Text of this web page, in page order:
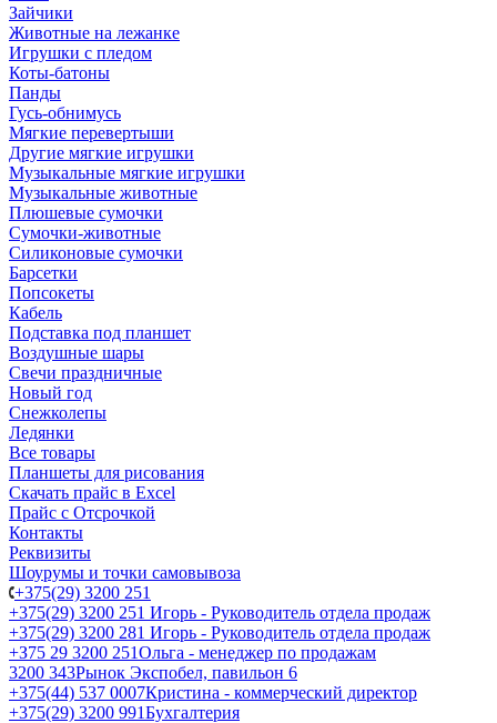
Зайчики
Животные на лежанке
Игрушки с пледом
Коты-батоны
Панды
Гусь-обнимусь
Мягкие перевертыши
Другие мягкие игрушки
Музыкальные мягкие игрушки
Музыкальные животные
Плюшевые сумочки
Сумочки-животные
Силиконовые сумочки
Барсетки
Попсокеты
Кабель
Подставка под планшет
Воздушные шары
Свечи праздничные
Новый год
Снежколепы
Ледянки
Все товары
Планшеты для рисования
Скачать прайс в Excel
Прайс с Отсрочкой
Контакты
Реквизиты
Шоурумы и точки самовывоза
+375(29) 3200 251
+375(29) 3200 251 Игорь - Руководитель отдела продаж
+375(29) 3200 281 Игорь - Руководитель отдела продаж
+З75 29 3200 251Ольга - менеджер по продажам
3200 343Рынок Экспобел, павильон 6
+375(44) 537 0007Кристина - коммерческий директор
+375(29) 3200 991Бухгалтерия